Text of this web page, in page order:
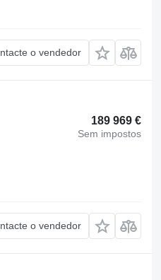
o vendedor
189 969 €
Sem impostos
o vendedor